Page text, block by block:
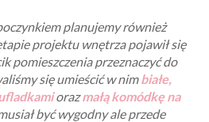
planujemy również
projektu wnętrza pojawił się
pomieszczenia przeznaczyć do
się umieścić w nimbiałe,
orazmałą komódkę na
być wygodny ale przede